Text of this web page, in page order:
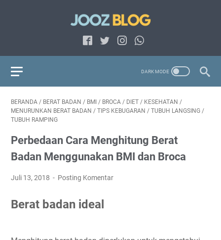
BERANDA / BERAT BADAN / BMI / BROCA / DIET / KESEHATAN /
MENURUNKAN BERAT BADAN / TIPS KEBUGARAN / TUBUH LANGSING /
TUBUH RAMPING
Perbedaan Cara Menghitung Berat
Badan Menggunakan BMI dan Broca
Juli 13, 2018 Posting Komentar
Berat badan ideal